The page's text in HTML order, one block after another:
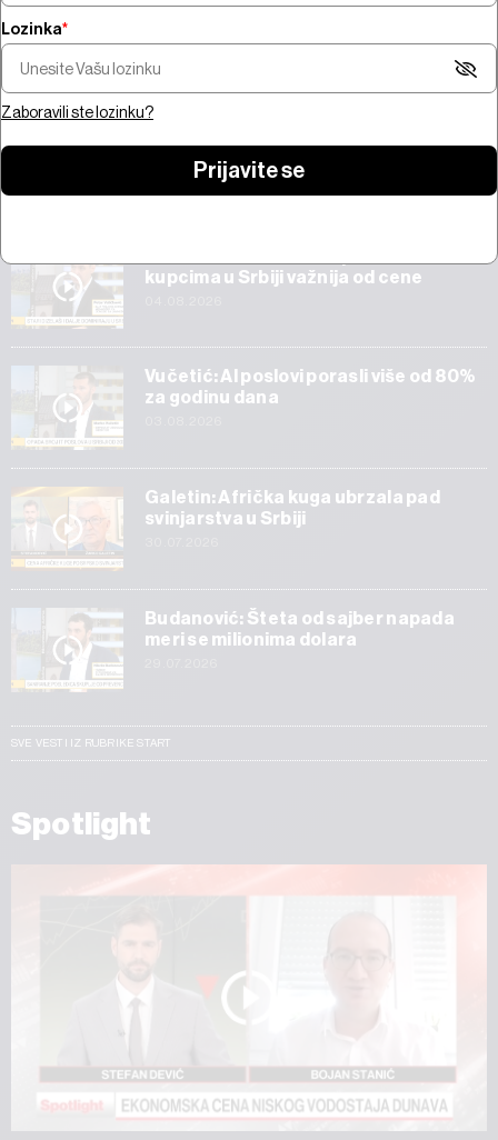
Pregled nedelje - pregovori na
prvi rezultati SpaceX-a
Šta pokreće
bitcoina od 100
jačanje zlata i AI
Start
kupcima u Srbiji važnija od cene
Vučetić: AI poslovi porasli više od 80%
za godinu dana
Galetin: Afrička kuga ubrzala pad
svinjarstva u Srbiji
Budanović: Šteta od sajber napada
meri se milionima dolara
SVE VESTI IZ RUBRIKE START
Spotlight
Lozinka*
Zaboravili ste lozinku?
Prijavite se